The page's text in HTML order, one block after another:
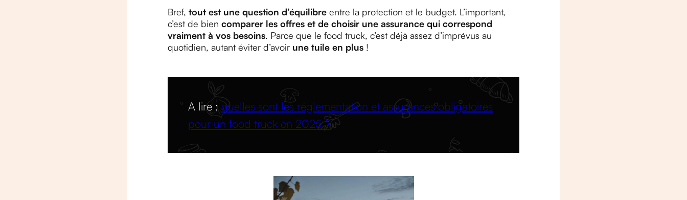
Bref, tout est une question d’équilibre entre la protection et le budget. L’important,
c’est de bien comparer les offres et de choisir une assurance qui correspond
vraiment à vos besoins. Parce que le food truck, c’est déjà assez d’imprévus au
quotidien, autant éviter d’avoir une tuile en plus !
A lire : quelles sont les réglementation et assurances obligatoires
pour un food truck en 2025 ?